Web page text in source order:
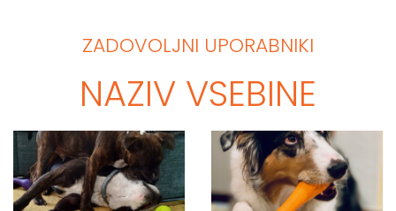
ZADOVOLJNI UPORABNIKI
NAZIV VSEBINE